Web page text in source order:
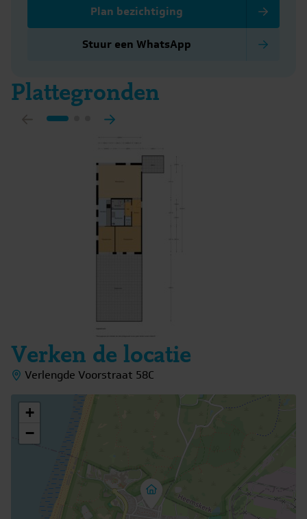
Plan bezichtiging
Stuur een WhatsApp
Plattegronden
Verken de locatie
Verlengde Voorstraat 58C
+
−